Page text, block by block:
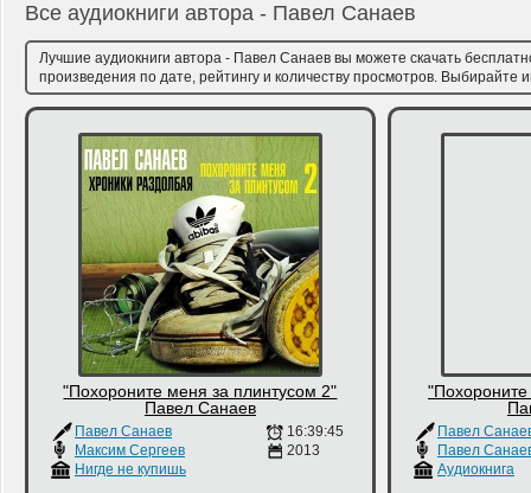
Все аудиокниги автора - Павел Санаев
Лучшие аудиокниги автора - Павел Санаев вы можете скачать
произведения по дате, рейтингу и количеству просмотров. Выбирайте
"Похороните меня за плинтусом 2"
Павел Санаев
Павел Санаев
Максим Сергеев
Нигде не купишь
16:39:45
2013
Павел
Павел
Аудиокнига